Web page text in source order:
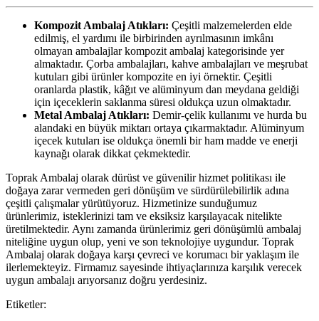
Kompozit Ambalaj Atıkları: Çeşitli malzemelerden elde
edilmiş, el yardımı ile birbirinden ayrılmasının imkânı
olmayan ambalajlar kompozit ambalaj kategorisinde yer
almaktadır. Çorba ambalajları, kahve ambalajları ve meşrubat
kutuları gibi ürünler kompozite en iyi örnektir. Çeşitli
oranlarda plastik, kâğıt ve alüminyum dan meydana geldiği
için içeceklerin saklanma süresi oldukça uzun olmaktadır.
Metal Ambalaj Atıkları: Demir-çelik kullanımı ve hurda bu
alandaki en büyük miktarı ortaya çıkarmaktadır. Alüminyum
içecek kutuları ise oldukça önemli bir ham madde ve enerji
kaynağı olarak dikkat çekmektedir.
Toprak Ambalaj olarak dürüst ve güvenilir hizmet politikası ile
doğaya zarar vermeden geri dönüşüm ve sürdürülebilirlik adına
çeşitli çalışmalar yürütüyoruz. Hizmetinize sunduğumuz
ürünlerimiz, isteklerinizi tam ve eksiksiz karşılayacak nitelikte
üretilmektedir. Aynı zamanda ürünlerimiz geri dönüşümlü ambalaj
niteliğine uygun olup, yeni ve son teknolojiye uygundur. Toprak
Ambalaj olarak doğaya karşı çevreci ve korumacı bir yaklaşım ile
ilerlemekteyiz. Firmamız sayesinde ihtiyaçlarınıza karşılık verecek
uygun ambalajı arıyorsanız doğru yerdesiniz.
Etiketler: